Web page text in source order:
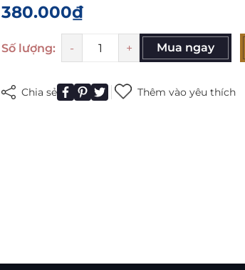
380.000₫
Số lượng: - + Mua ngay
Chia sẻ Thêm vào yêu thích